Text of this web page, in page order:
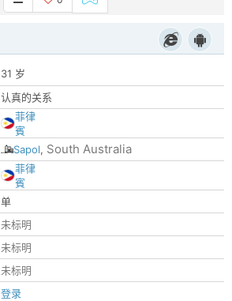
31 岁
认真的关系
菲律
賓
Sapol, South Australia
菲律
賓
单
未标明
未标明
未标明
登录